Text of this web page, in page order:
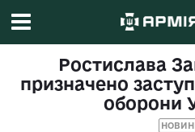
Ростислава
призначено
оборони